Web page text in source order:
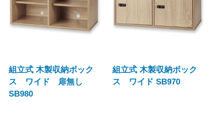
組立式 木製収納ボック
ス ワイド 扉無し
SB980
組立式 木製収納ボック
ス ワイド SB970